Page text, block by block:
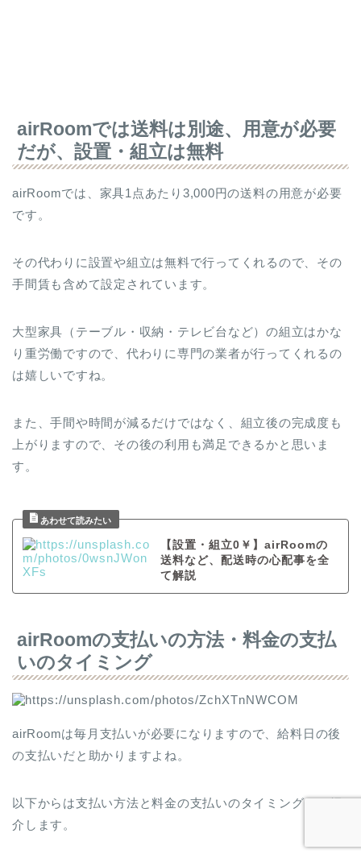
airRoomでは送料は別途、用意が必要
だが、設置・組立は無料
airRoomでは、家具1点あたり3,000円の送料の用意が必要
です。
その代わりに設置や組立は無料で行ってくれるので、その
手間賃も含めて設定されています。
大型家具（テーブル・収納・テレビ台など）の組立はかな
り重労働ですので、代わりに専門の業者が行ってくれるの
は嬉しいですね。
また、手間や時間が減るだけではなく、組立後の完成度も
上がりますので、その後の利用も満足できるかと思いま
す。
【設置・組立0￥】airRoomの
送料など、配送時の心配事を全
て解説
airRoomの支払いの方法・料金の支払
いのタイミング
airRoomは毎月支払いが必要になりますので、給料日の後
の支払いだと助かりますよね。
以下からは支払い方法と料金の支払いのタイミングをご紹
介します。